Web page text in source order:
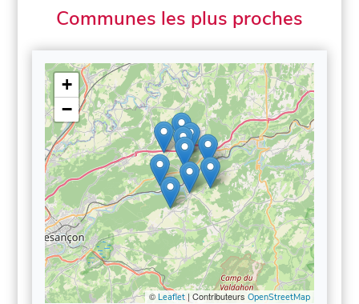
Communes les plus proches
+
−
© Leaflet| Contributeurs OpenStreetMap